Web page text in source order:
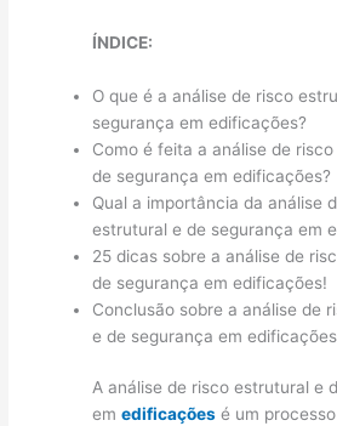
ÍNDICE:
O que é a análise de risco
segurança em edificações?
Como é feita a análise de
de segurança em edificações?
Qual a importância da análise
estrutural e de segurança em
25 dicas sobre a análise de
de segurança em edificações!
Conclusão sobre a análise de
e de segurança em edificações
A análise de risco estrutural e
em edificaçõesé um